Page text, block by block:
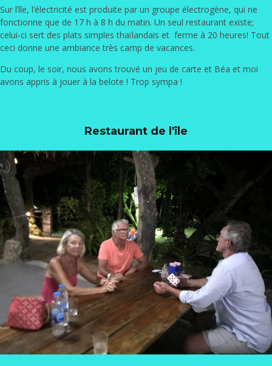
Sur l’île, l’électricité est produite par un groupe électrogène, qui ne
fonctionne que de 17 h à 8 h du matin. Un seul restaurant existe;
celui-ci sert des plats simples thaïlandais et ferme à 20 heures! Tout
ceci donne une ambiance très camp de vacances.
Du coup, le soir, nous avons trouvé un jeu de carte et Béa et moi
avons appris à jouer à la belote ! Trop sympa !
Restaurant de l'île